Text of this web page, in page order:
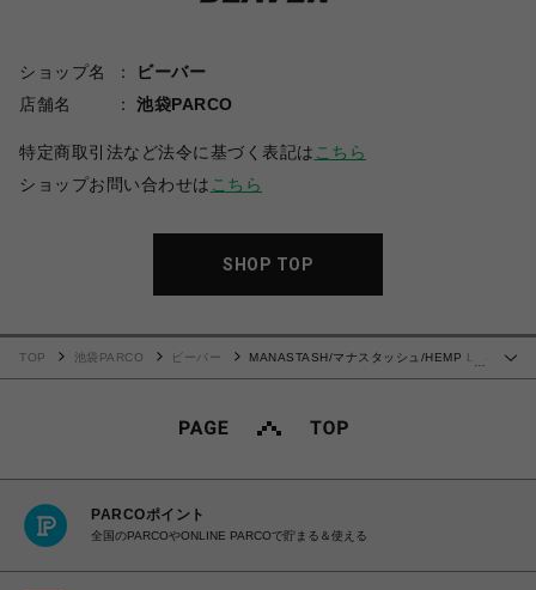
ショップ名
ビーバー
店舗名
池袋PARCO
特定商取引法など法令に基づく表記は こちら
ショップお問い合わせは こちら
SHOP TOP
TOP 池袋PARCO ビーバー
MANASTASH/マナスタッシュ/HEMP L/S
PARCOポイント
全国のPARCOやONLINE PARCOで貯まる＆使える